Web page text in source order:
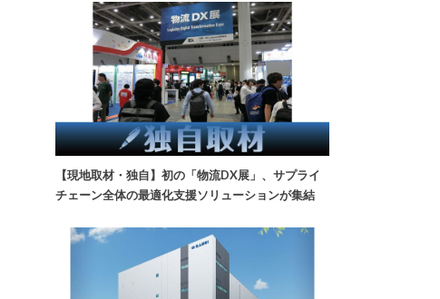
【現地取材・独自】初の「物流DX展」、サプライ
チェーン全体の最適化支援ソリューションが集結